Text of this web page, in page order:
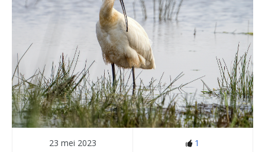
23 mei 2023 1